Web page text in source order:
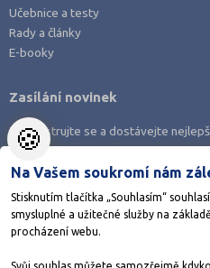
Stáhněte si aplikaci
Učebnice a testy
Rady a články
E-booky
Zasílání novinek
Zaregistrujte se a dostávejte
🍪
Na Vašem soukromí nám
Stisknutím tlačítka „Souhlasím“
smysluplné a užitečné služby na
procházení webu.